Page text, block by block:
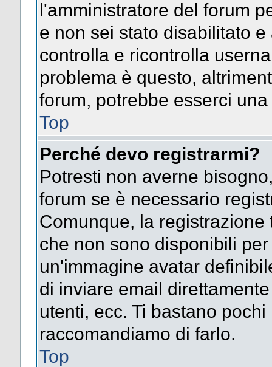
l'amministratore del forum
e non sei stato disabilitato
controlla e ricontrolla
problema è questo,
forum, potrebbe esserci
Top
Perché devo registrarmi?
Potresti non averne
forum se è necessario
Comunque, la
che non sono disponibili
un'immagine avatar
di inviare email
utenti, ecc. Ti bastano
raccomandiamo di farlo.
Top